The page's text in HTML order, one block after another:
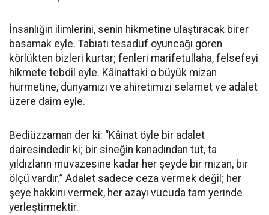
İnsanlığın ilimlerini, senin hikmetine ulaştıracak birer
basamak eyle. Tabiatı tesadüf oyuncağı gören
körlükten bizleri kurtar; fenleri marifetullaha, felsefeyi
hikmete tebdil eyle. Kâinattaki o büyük mizan
hürmetine, dünyamızı ve ahiretimizi selamet ve adalet
üzere daim eyle.
Bediüzzaman der ki: “Kâinat öyle bir adalet
dairesindedir ki; bir sineğin kanadından tut, ta
yıldızların muvazesine kadar her şeyde bir mizan, bir
ölçü vardır.” Adalet sadece ceza vermek değil; her
şeye hakkını vermek, her azayı vücuda tam yerinde
yerleştirmektir.